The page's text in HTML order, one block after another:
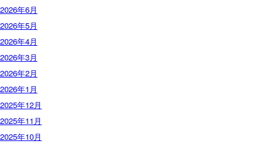
2026年6月
2026年5月
2026年4月
2026年3月
2026年2月
2026年1月
2025年12月
2025年11月
2025年10月